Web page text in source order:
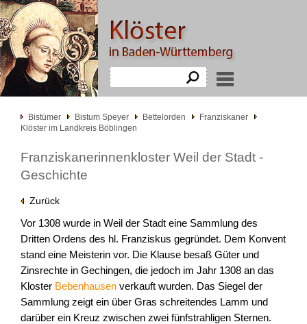
Bistümer Bistum Speyer Bettelorden
Franziskaner
Klöster im Landkreis Böblingen
Franziskanerinnenkloster Weil der Stadt -
Geschichte
Zurück
Vor 1308 wurde in Weil der Stadt eine Sammlung des
Dritten Ordens des hl. Franziskus gegründet. Dem Konvent
stand eine Meisterin vor. Die Klause besaß Güter und
Zinsrechte in Gechingen, die jedoch im Jahr 1308 an das
Kloster Bebenhausen verkauft wurden. Das Siegel der
Sammlung zeigt ein über Gras schreitendes Lamm und
darüber ein Kreuz zwischen zwei fünfstrahligen Sternen.